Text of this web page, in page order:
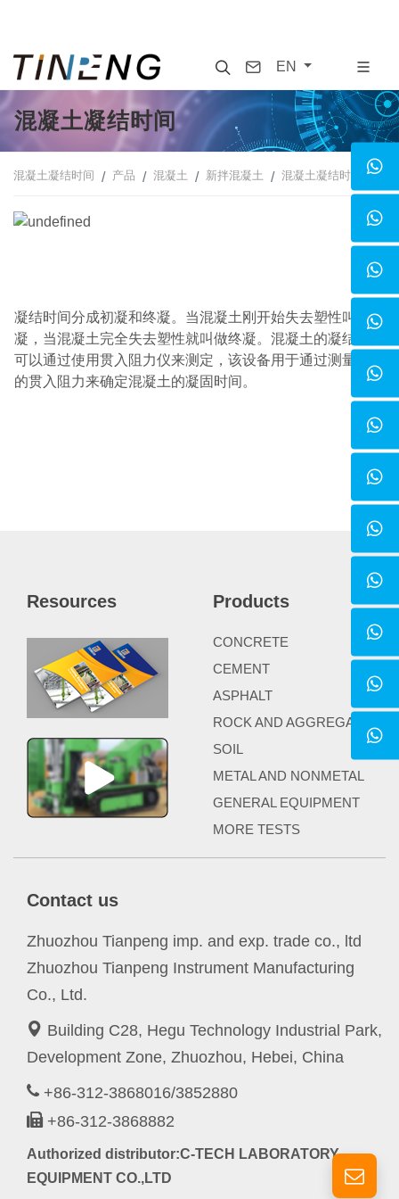
SearchContact
EN
混凝土凝结时间
混凝土凝结时间 产品 混凝土 新拌混凝土 混凝土凝结时间
凝结时间分成初凝和终凝。当混凝土刚开始失去塑性叫做初
凝，当混凝土完全失去塑性就叫做终凝。混凝土的凝结时间
可以通过使用贯入阻力仪来测定，该设备用于通过测量砂浆
的贯入阻力来确定混凝土的凝固时间。
Resources Products
CONCRETE
CEMENT
ASPHALT
ROCK AND AGGREGATE
SOIL
METAL AND NONMETAL
GENERAL EQUIPMENT
MORE TESTS
Contact us
Zhuozhou Tianpeng imp. and exp. trade co., ltd
Zhuozhou Tianpeng Instrument Manufacturing
Co., Ltd.
Building C28, Hegu Technology Industrial Park,
Development Zone, Zhuozhou, Hebei, China
+86-312-3868016/3852880
+86-312-3868882
Authorized distributor:C-TECH LABORATORY
EQUIPMENT CO.,LTD